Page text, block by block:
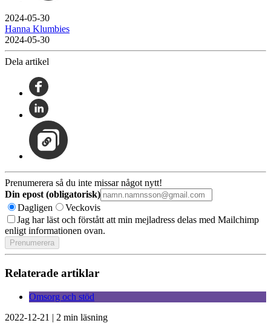
2024-05-30
Hanna Klumbies
2024-05-30
Dela artikel
Prenumerera så du inte missar något nytt!
Din epost (obligatorisk)
Dagligen
Veckovis
Jag har läst och förstått att min mejladress delas med Mailchimp
enligt informationen ovan.
Relaterade artiklar
Omsorg och stöd
2022-12-21 | 2 min läsning